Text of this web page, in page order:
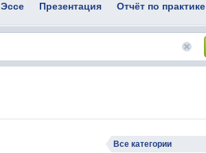
Эссе Презентация Отчёт по практике
Все категории